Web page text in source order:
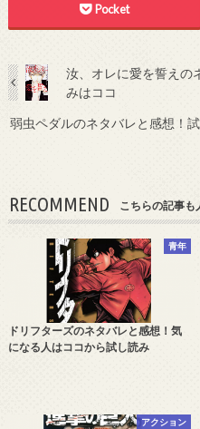
Pocket
汝、オレに愛を誓えの
みはココ
弱虫ペダルのネタバレと感想！
RECOMMEND こちらの記事も
青年
ドリフターズのネタバレと感想！気
になる人はココから試し読み
アクション